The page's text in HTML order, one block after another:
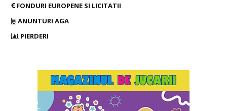
FONDURI EUROPENE SI LICITATII
ANUNTURI AGA
PIERDERI